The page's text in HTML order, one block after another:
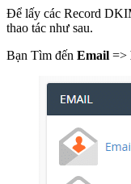
Để lấy các Record
thao tác như sau.
Bạn Tìm đến Email =>